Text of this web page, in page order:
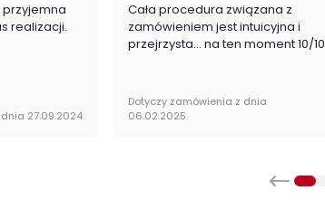
realizacji.
27.09.2024
Cała procedura związana z
zamówieniem jest intuicyjna i
przejrzysta... na ten moment 10/10
Dotyczy zamówienia z dnia
06.02.2025